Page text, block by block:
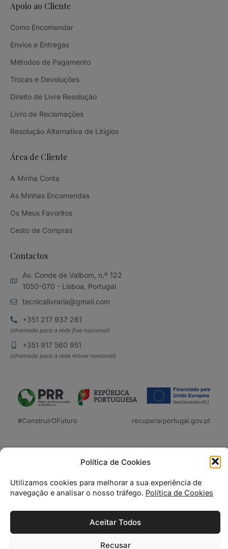
Política de Cookies
Utilizamos cookies para melhorar a sua experiência de
navegação e analisar o nosso tráfego. Política de Cookies
Aceitar Todos
Recusar
Apoio ao Cliente
Como Encomendar
Envios e Entregas
Métodos de Pagamento
Trocas e Devoluções
Direito de Livre Resolução
Livro de Reclamações
Resolução Alternativa de Litígios
Área de Cliente
A Minha Conta
As Minhas Encomendas
Os Meus Favoritos
Cesto de Compras
Contactos
Av. Conde de Valbom, n.º 122
1050-070 - Lisboa, Portugal
tecnicalivraria@gmail.com
+351 217 937 261
(chamada para a rede fixa nacional)
+351 917 560 951
(chamada para a rede móvel nacional)
#ConstruirOFuturo recuperarportugal.gov.pt